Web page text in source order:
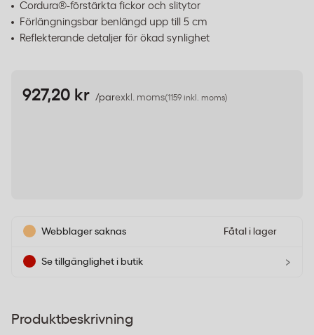
Cordura®-förstärkta fickor och slitytor
Förlängningsbar benlängd upp till 5 cm
Reflekterande detaljer för ökad synlighet
927,20 kr /parexkl. moms(1159 inkl. moms)
Webblager saknas Fåtal i lager
Se tillgänglighet i butik ›
Produktbeskrivning